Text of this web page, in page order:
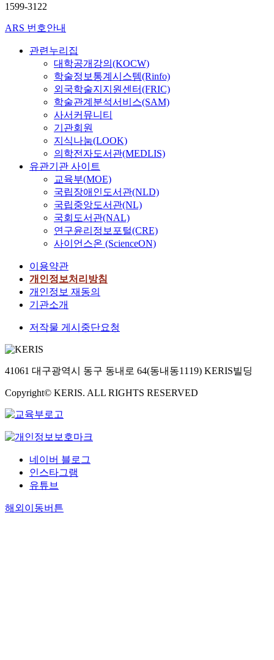
1599-3122
ARS 번호안내
관련누리집
대학공개강의(KOCW)
학술정보통계시스템(Rinfo)
외국학술지지원센터(FRIC)
학술관계분석서비스(SAM)
사서커뮤니티
기관회원
지식나눔(LOOK)
의학전자도서관(MEDLIS)
유관기관 사이트
교육부(MOE)
국립장애인도서관(NLD)
국립중앙도서관(NL)
국회도서관(NAL)
연구윤리정보포털(CRE)
사이언스온 (ScienceON)
이용약관
개인정보처리방침
개인정보 재동의
기관소개
저작물 게시중단요청
41061 대구광역시 동구 동내로 64(동내동1119) KERIS빌딩
Copyright© KERIS. ALL RIGHTS RESERVED
네이버 블로그
인스타그램
유튜브
해외이동버튼